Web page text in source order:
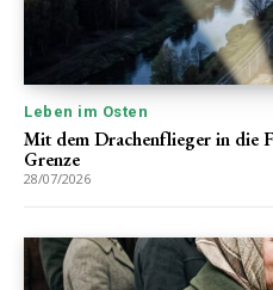
Leben im Osten
Mit dem Drachenflieger in die
Grenze
28/07/2026